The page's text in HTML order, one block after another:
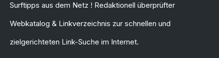
Surftipps aus dem Netz ! Redaktionell überprüfter
Webkatalog & Linkverzeichnis zur schnellen und
zielgerichteten Link-Suche im Internet.